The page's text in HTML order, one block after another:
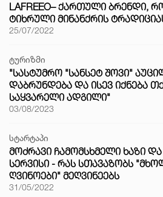
LAFREEO– ᲥᲐᲠᲗᲣᲚᲘ ᲑᲠᲔᲜᲓᲘ,
ᲢᲘᲮᲠᲣᲚᲘ ᲛᲘᲜᲐᲜᲥᲠᲘᲡ
25/07/2022
ტურიზმი
"ᲡᲐᲡᲢᲣᲛᲠᲝ "ᲡᲐᲜᲡᲔᲢ ᲨᲝᲕᲘ"
ᲓᲐᲑᲠᲣᲜᲓᲔᲑᲐ ᲓᲐ ᲘᲡᲔᲕ ᲘᲥᲜᲔᲑᲐ
ᲡᲐᲧᲕᲐᲠᲔᲚᲘ ᲐᲓᲒᲘᲚᲘ"
03/08/2023
სტარტაპი
ᲛᲝᲫᲠᲐᲕᲘ ᲩᲐᲛᲝᲛᲡᲮᲛᲔᲚᲘ ᲮᲐᲖᲘ
ᲡᲔᲠᲕᲘᲡᲘ - ᲠᲐᲡ ᲡᲗᲐᲕᲐᲖᲝᲑᲡ
ᲦᲕᲘᲜᲝᲔᲑᲘ" ᲛᲔᲦᲕᲘᲜᲔᲔᲑᲡ
31/05/2022